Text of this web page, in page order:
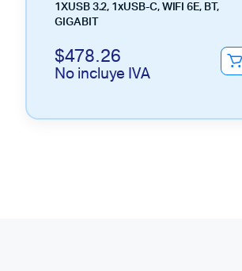
1XUSB 3.2, 1xUSB-C, WIFI 6E, BT,
GIGABIT
$478.26
No incluye IVA